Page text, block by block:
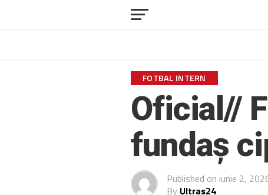
FOTBAL INTERN
Oficial//
fundaș
Published on iunie 2,
By Ultras24